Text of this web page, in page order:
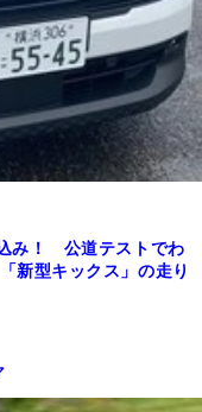
み！ 公道テストでわ
新型キックス」の走り